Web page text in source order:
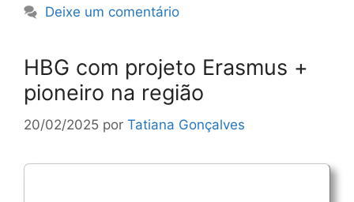
Deixe um comentário
HBG com projeto Erasmus +
pioneiro na região
20/02/2025 por Tatiana Gonçalves